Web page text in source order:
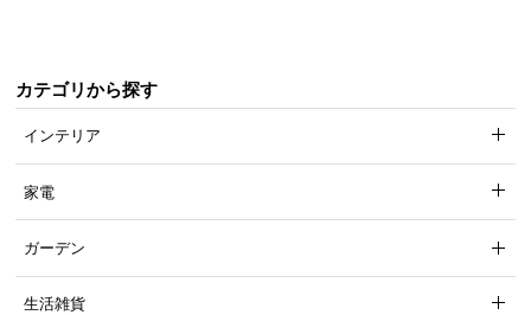
カテゴリから探す
インテリア
家電
ガーデン
生活雑貨